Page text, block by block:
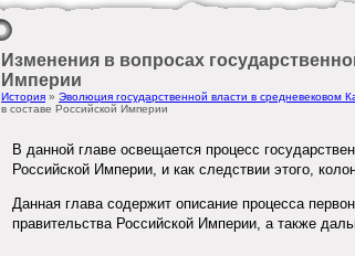
Изменения в вопросах
Империи
История » Эволюция государственной власти в средневековом
в составе Российской Империи
В данной главе освещается процесс
Российской Империи, и как следствии этого,
Данная глава содержит описание процесса
правительства Российской Империи, а также